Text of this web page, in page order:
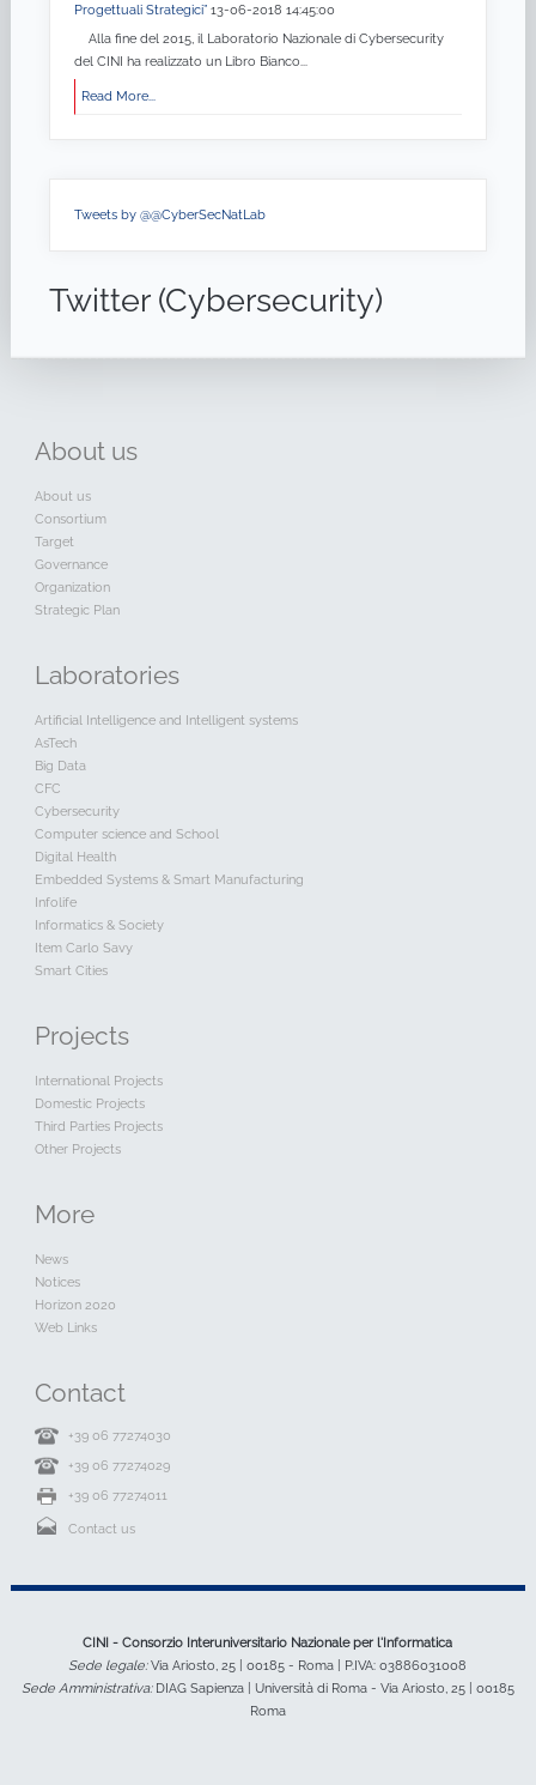
Progettuali Strategici” 13-06-2018 14:45:00
Alla fine del 2015, il Laboratorio Nazionale di Cybersecurity
del CINI ha realizzato un Libro Bianco...
Read More...
Tweets by @@CyberSecNatLab
Twitter (Cybersecurity)
About us
About us
Consortium
Target
Governance
Organization
Strategic Plan
Laboratories
Artificial Intelligence and Intelligent systems
AsTech
Big Data
CFC
Cybersecurity
Computer science and School
Digital Health
Embedded Systems & Smart Manufacturing
Infolife
Informatics & Society
Item Carlo Savy
Smart Cities
Projects
International Projects
Domestic Projects
Third Parties Projects
Other Projects
More
News
Notices
Horizon 2020
Web Links
Contact
+39 06 77274030
+39 06 77274029
+39 06 77274011
Contact us
CINI - Consorzio Interuniversitario Nazionale per l'Informatica
Sede legale:Via Ariosto, 25 | 00185 - Roma | P.IVA: 03886031008
Sede Amministrativa:DIAG Sapienza | Università di Roma - Via Ariosto, 25 | 00185
Roma